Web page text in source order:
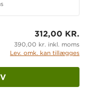
312,00 KR.
390,00 kr. inkl. moms
Lev. omk. kan tillægges